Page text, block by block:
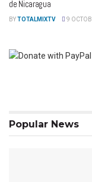
de Nicaragua
BYTOTALMIXTV 9
Popular News